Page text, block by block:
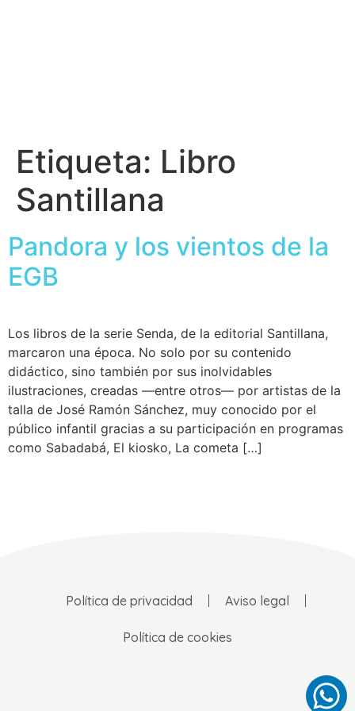
Etiqueta: Libro
Santillana
Pandora y los vientos de la
EGB
Los libros de la serie Senda, de la editorial Santillana,
marcaron una época. No solo por su contenido
didáctico, sino también por sus inolvidables
ilustraciones, creadas —entre otros— por artistas de la
talla de José Ramón Sánchez, muy conocido por el
público infantil gracias a su participación en programas
como Sabadabá, El kiosko, La cometa […]
Política de privacidad Aviso legal
Política de cookies